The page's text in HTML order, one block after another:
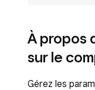
À propos
sur le
Gérez les